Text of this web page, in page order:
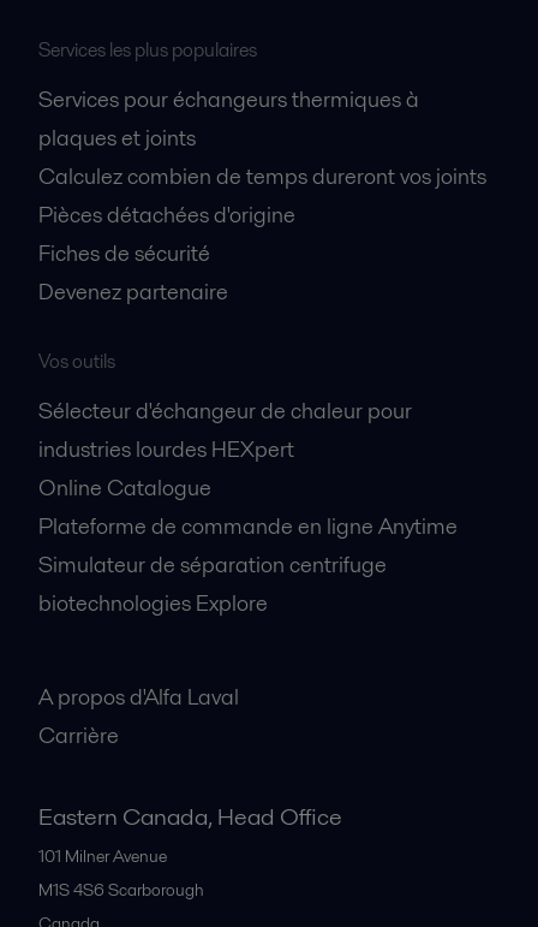
Services les plus populaires
Services pour échangeurs thermiques à
plaques et joints
Calculez combien de temps dureront vos joints
Pièces détachées d'origine
Fiches de sécurité
Devenez partenaire
Vos outils
Sélecteur d'échangeur de chaleur pour
industries lourdes HEXpert
Online Catalogue
Plateforme de commande en ligne Anytime
Simulateur de séparation centrifuge
biotechnologies Explore
A propos d'Alfa Laval
Carrière
Eastern Canada, Head Office
101 Milner Avenue
M1S 4S6 Scarborough